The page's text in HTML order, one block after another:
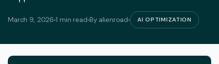
March 9, 2026 1 min read By alienroad AI OPTIMIZATION